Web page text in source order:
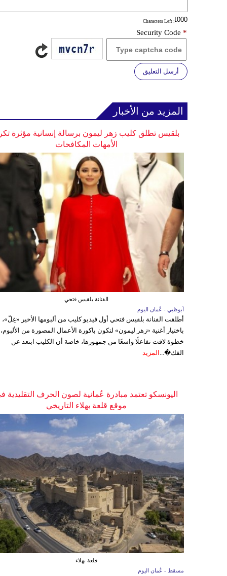
: Characters Left
Security Code *
أرسل التعليق
المزيد من الأخبار
بلقيس تطلق كليب زهر ليمون برسالة إنسانية مؤثرة
الأمهات المكافحات
الفنانة بلقيس فتحي
أبوظبي - عُمان اليوم
أطلقت الفنانة بلقيس فتحي أول فيديو كليب من ألبومها الأخير «غِلّ»،
باختيار أغنية «زهر ليمون» لتكون باكورة الأعمال المصورة من
خطوة لاقت تفاعلًا واسعًا من جمهورها، خاصة أن الكليب ابتعد عن
الفك�... المزيد
اليونسكو تعتمد مبادرة عُمانية لصون الحرف التقليدية
موقع قلعة بهلاء التاريخي
قلعة بهلاء
مسقط - عُمان اليوم